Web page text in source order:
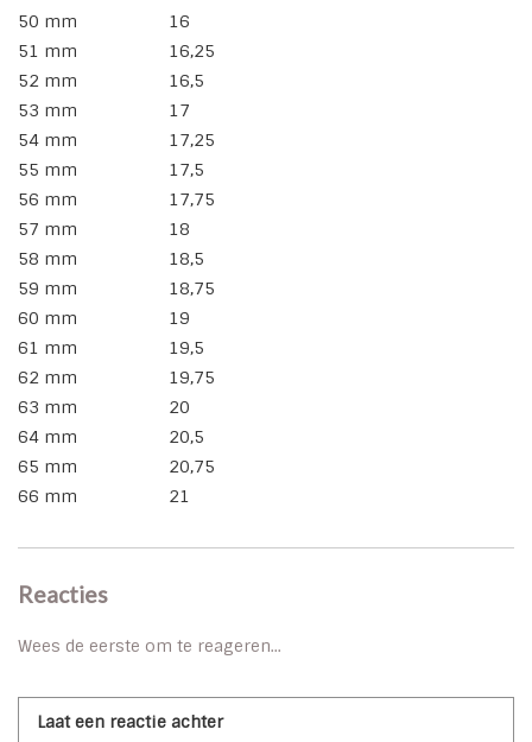
50 mm
16
51 mm
16,25
52 mm
16,5
53 mm
17
54 mm
17,25
55 mm
17,5
56 mm
17,75
57 mm
18
58 mm
18,5
59 mm
18,75
60 mm
19
61 mm
19,5
62 mm
19,75
63 mm
20
64 mm
20,5
65 mm
20,75
66 mm
21
Reacties
Wees de eerste om te reageren...
Laat een reactie achter